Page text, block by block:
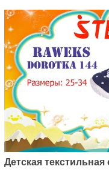
Артикул:
Детская